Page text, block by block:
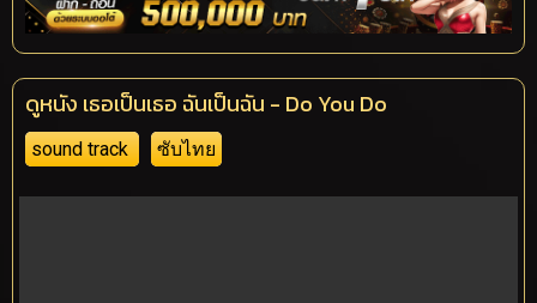
ดูหนัง เธอเป็นเธอ ฉันเป็นฉัน - Do You Do
sound track ซับไทย